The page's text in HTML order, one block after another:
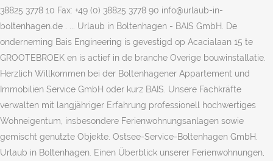
38825 3778 10 Fax: +49 (0) 38825 3778 90 info@urlaub-in-
boltenhagen.de . ... Urlaub in Boltenhagen - BAIS GmbH. De
onderneming Bais Engineering is gevestigd op Acacialaan 15 te
GROOTEBROEK en is actief in de branche Overige bouwinstallatie.
Herzlich Willkommen bei der Boltenhagener Appartement und
Immobilien Service GmbH oder kurz BAIS. Unsere Fachkräfte
verwalten mit langjähriger Erfahrung professionell hochwertiges
Wohneigentum, insbesondere Ferienwohnungsanlagen sowie
gemischt genutzte Objekte. Ostsee-Service-Boltenhagen GmbH.
Urlaub in Boltenhagen. Einen Überblick unserer Ferienwohnungen,